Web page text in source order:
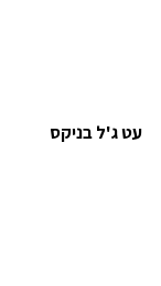
עט ג'ל בניקס